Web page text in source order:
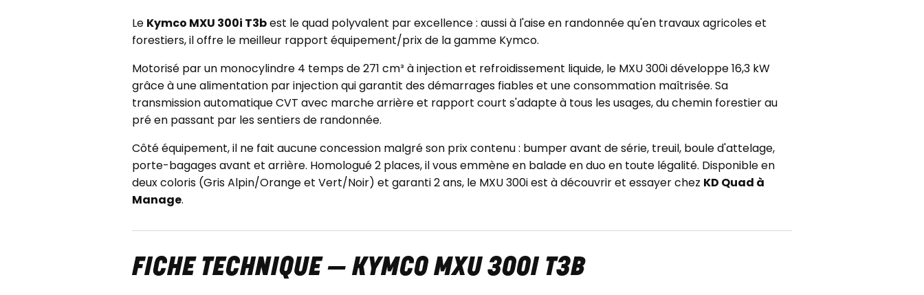
Le Kymco MXU 300i T3best le quad polyvalent par excellence : aussi à l'aise en randonnée qu'en travaux agricoles et
forestiers, il offre le meilleur rapport équipement/prix de la gamme Kymco.
Motorisé par un monocylindre 4 temps de 271 cm³ à injection et refroidissement liquide, le MXU 300i développe 16,3 kW
grâce à une alimentation par injection qui garantit des démarrages fiables et une consommation maîtrisée. Sa
transmission automatique CVT avec marche arrière et rapport court s'adapte à tous les usages, du chemin forestier au
pré en passant par les sentiers de randonnée.
Côté équipement, il ne fait aucune concession malgré son prix contenu : bumper avant de série, treuil, boule d'attelage,
porte-bagages avant et arrière. Homologué 2 places, il vous emmène en balade en duo en toute légalité. Disponible en
deux coloris (Gris Alpin/Orange et Vert/Noir) et garanti 2 ans, le MXU 300i est à découvrir et essayer chez KD Quad à
Manage.
FICHE TECHNIQUE — KYMCO MXU 300I T3B